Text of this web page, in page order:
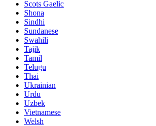
Scots Gaelic
Shona
Sindhi
Sundanese
Swahili
Tajik
Tamil
Telugu
Thai
Ukrainian
Urdu
Uzbek
Vietnamese
Welsh